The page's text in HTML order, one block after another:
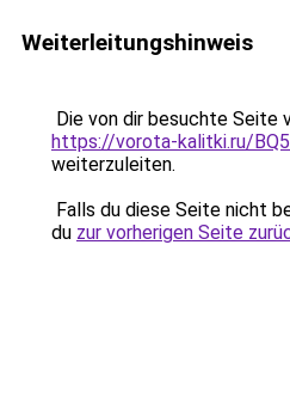
Weiterleitungshinweis
Die von dir besuchte Seite
https://vorota-kalitki.ru/
weiterzuleiten.
Falls du diese Seite nicht
du zur vorherigen Seite